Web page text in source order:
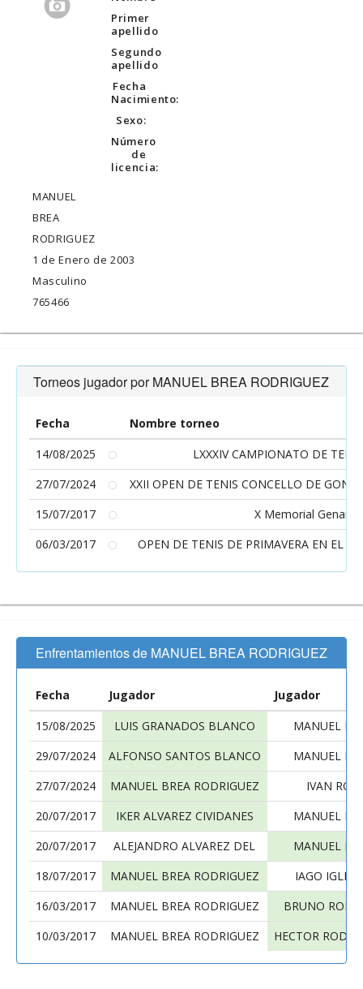
Primer
apellido
Segundo
apellido
Fecha
Nacimiento:
Sexo:
Número
de
licencia:
MANUEL
BREA
RODRIGUEZ
1 de Enero de 2003
Masculino
765466
Torneos jugador por MANUEL BREA RODRIGUEZ
Fecha
Nombre torneo
14/08/2025
LXXXIV CAMPIONATO DE
27/07/2024
XXII OPEN DE TENIS CONCELLO DE
15/07/2017
X Memorial Genaro
06/03/2017
OPEN DE TENIS DE PRIMAVERA EN EL
Enfrentamientos de MANUEL BREA RODRIGUEZ
Fecha Jugador
Jugador
15/08/2025
LUIS GRANADOS BLANCO
MANUEL
29/07/2024
ALFONSO SANTOS BLANCO
MANUEL
27/07/2024
MANUEL BREA RODRIGUEZ
IVAN
20/07/2017
IKER ALVAREZ CIVIDANES
MANUEL
20/07/2017
ALEJANDRO ALVAREZ DEL
MANUEL
18/07/2017
MANUEL BREA RODRIGUEZ
IAGO
16/03/2017
MANUEL BREA RODRIGUEZ
BRUNO
10/03/2017
MANUEL BREA RODRIGUEZ HECTOR